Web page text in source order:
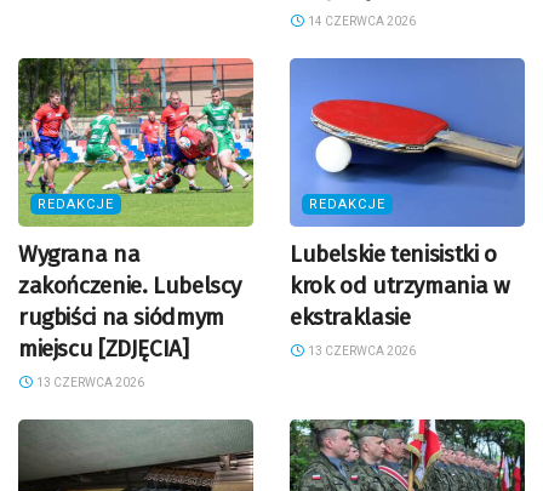
14 CZERWCA 2026
REDAKCJE
Wygrana na
zakończenie. Lubelscy
rugbiści na siódmym
miejscu [ZDJĘCIA]
13 CZERWCA 2026
REDAKCJE
Lubelskie tenisistki o
krok od utrzymania w
ekstraklasie
13 CZERWCA 2026